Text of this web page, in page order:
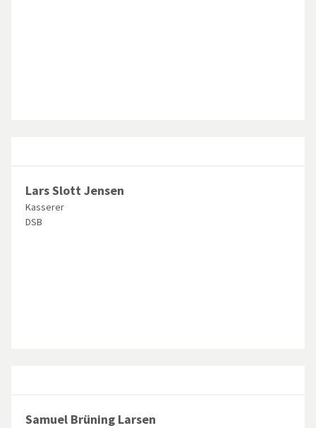
Lars Slott Jensen
Kasserer
DSB
Samuel Brüning Larsen